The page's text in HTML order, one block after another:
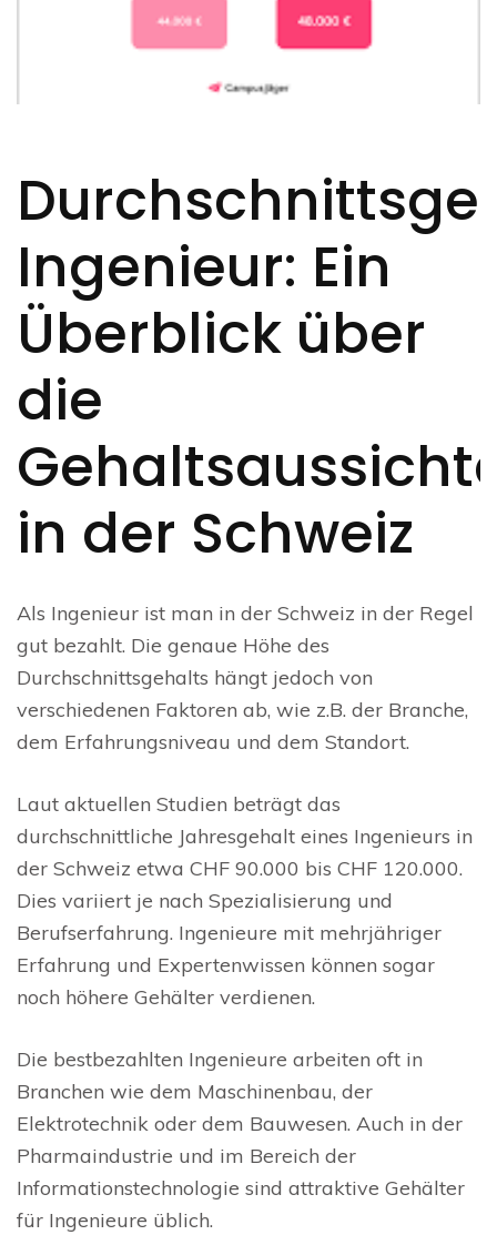
Ingenieur: Ein
Überblick über
die
in der Schweiz
Als Ingenieur ist man in der Schweiz in der Regel
gut bezahlt. Die genaue Höhe des
Durchschnittsgehalts hängt jedoch von
verschiedenen Faktoren ab, wie z.B. der Branche,
dem Erfahrungsniveau und dem Standort.
Laut aktuellen Studien beträgt das
durchschnittliche Jahresgehalt eines Ingenieurs in
der Schweiz etwa CHF 90.000 bis CHF 120.000.
Dies variiert je nach Spezialisierung und
Berufserfahrung. Ingenieure mit mehrjähriger
Erfahrung und Expertenwissen können sogar
noch höhere Gehälter verdienen.
Die bestbezahlten Ingenieure arbeiten oft in
Branchen wie dem Maschinenbau, der
Elektrotechnik oder dem Bauwesen. Auch in der
Pharmaindustrie und im Bereich der
Informationstechnologie sind attraktive Gehälter
für Ingenieure üblich.